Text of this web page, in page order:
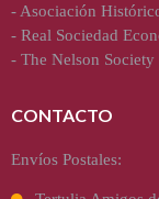
- Asociación
- Real Sociedad
- The Nelson Society
CONTACTO
Envíos Postales: